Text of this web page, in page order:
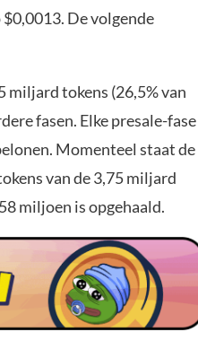
De volgende
miljard tokens (26,5% van
fasen. Elke presale-fase
Momenteel staat de
van de 3,75 miljard
miljoen is opgehaald.